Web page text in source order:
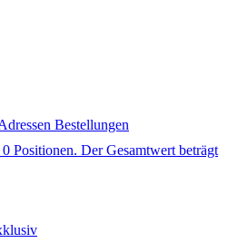
Bestellungen
Positionen. Der Gesamtwert beträgt